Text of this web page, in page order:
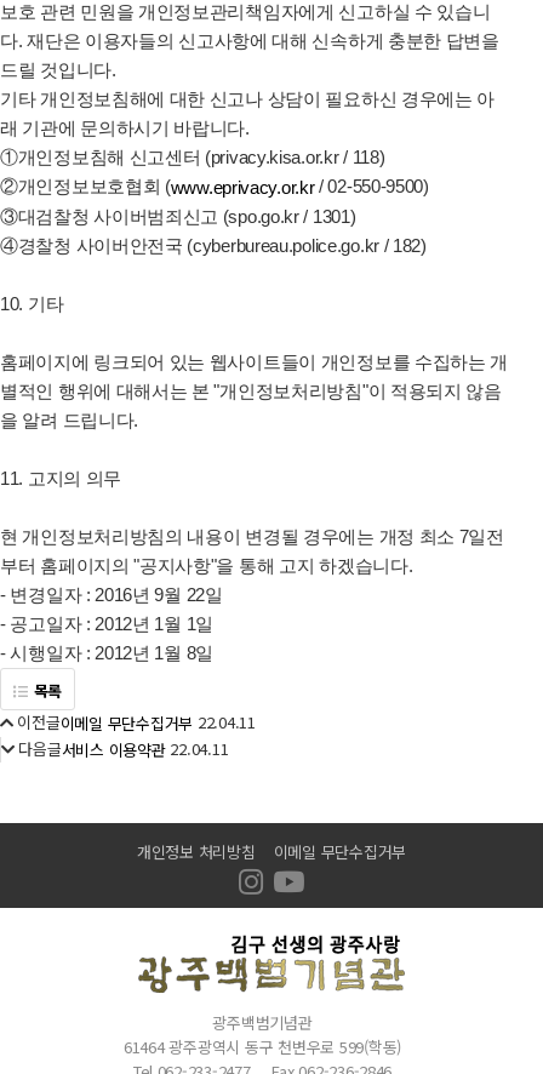
보호 관련 민원을 개인정보관리책임자에게 신고하실 수 있습니
다.재단은 이용자들의 신고사항에 대해 신속하게 충분한 답변을
드릴 것입니다.
기타 개인정보침해에 대한 신고나 상담이 필요하신 경우에는 아
래 기관에 문의하시기 바랍니다.
①개인정보침해 신고센터 (privacy.kisa.or.kr / 118)
②개인정보보호협회 (www.eprivacy.or.kr/ 02-550-9500)
③대검찰청 사이버범죄신고 (spo.go.kr / 1301)
④경찰청 사이버안전국 (cyberbureau.police.go.kr / 182)
10. 기타
홈페이지에 링크되어 있는 웹사이트들이 개인정보를 수집하는 개
별적인 행위에 대해서는 본 "개인정보처리방침"이 적용되지 않음
을 알려 드립니다.
11. 고지의 의무
현 개인정보처리방침의 내용이 변경될 경우에는 개정 최소 7일전
부터 홈페이지의 "공지사항"을 통해 고지 하겠습니다.
- 변경일자 : 2016년 9월 22일
- 공고일자 : 2012년 1월 1일
- 시행일자 : 2012년 1월 8일
목록
이전글이메일 무단수집거부 22.04.11
다음글서비스 이용약관 22.04.11
개인정보 처리방침 이메일 무단수집거부
광주백범기념관
61464 광주광역시 동구 천변우로 599(학동)